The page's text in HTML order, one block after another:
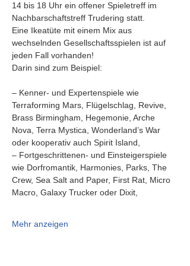
14 bis 18 Uhr ein offener Spieletreff im
Nachbarschaftstreff Trudering statt.
Eine Ikeatüte mit einem Mix aus
wechselnden Gesellschaftsspielen ist auf
jeden Fall vorhanden!
Darin sind zum Beispiel:
– Kenner- und Expertenspiele wie
Terraforming Mars, Flügelschlag, Revive,
Brass Birmingham, Hegemonie, Arche
Nova, Terra Mystica, Wonderland’s War
oder kooperativ auch Spirit Island,
– Fortgeschrittenen- und Einsteigerspiele
wie Dorfromantik, Harmonies, Parks, The
Crew, Sea Salt and Paper, First Rat, Micro
Macro, Galaxy Trucker oder Dixit,
Mehr anzeigen